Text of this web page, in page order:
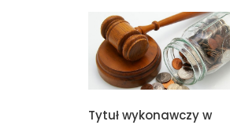
Tytuł wykonawczy w